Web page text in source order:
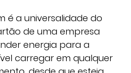
é a universalidade do
de uma empresa
energia para a
carregar em qualquer